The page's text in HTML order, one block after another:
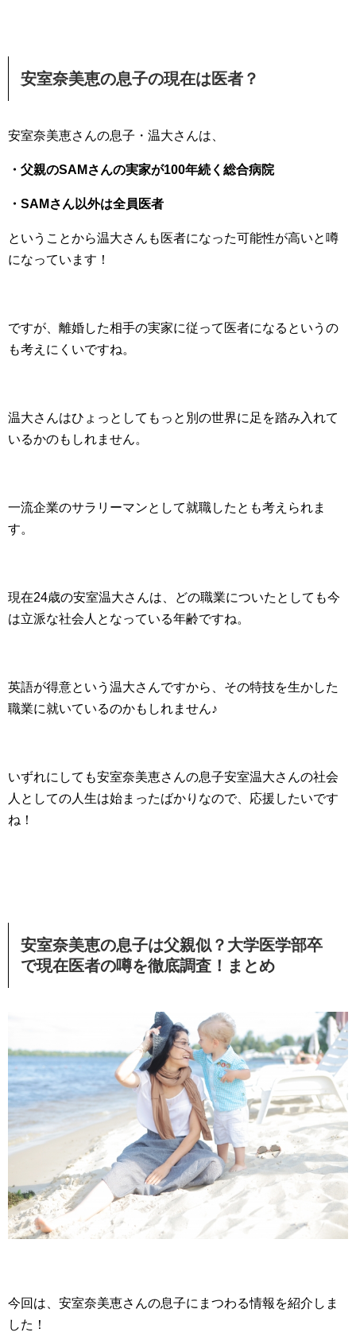
安室奈美恵の息子の現在は医者？
安室奈美恵さんの息子・温大さんは、
・父親のSAMさんの実家が100年続く総合病院
・SAMさん以外は全員医者
ということから温大さんも医者になった可能性が高いと噂
になっています！
ですが、離婚した相手の実家に従って医者になるというの
も考えにくいですね。
温大さんはひょっとしてもっと別の世界に足を踏み入れて
いるかのもしれません。
一流企業のサラリーマンとして就職したとも考えられま
す。
現在24歳の安室温大さんは、どの職業についたとしても今
は立派な社会人となっている年齢ですね。
英語が得意という温大さんですから、その特技を生かした
職業に就いているのかもしれません♪
いずれにしても安室奈美恵さんの息子安室温大さんの社会
人としての人生は始まったばかりなので、応援したいです
ね！
安室奈美恵の息子は父親似？大学医学部卒
で現在医者の噂を徹底調査！まとめ
今回は、安室奈美恵さんの息子にまつわる情報を紹介しま
した！